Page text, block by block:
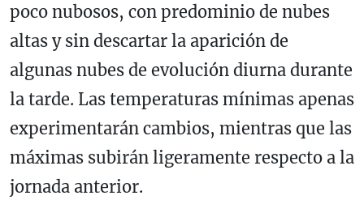
poco nubosos, con predominio de nubes
altas y sin descartar la aparición de
algunas nubes de evolución diurna durante
la tarde. Las temperaturas mínimas apenas
experimentarán cambios, mientras que las
máximas subirán ligeramente respecto a la
jornada anterior.